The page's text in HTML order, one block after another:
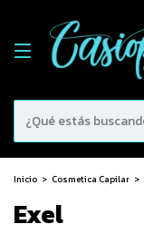
Inicio > Cosmetica Capilar >
Exel